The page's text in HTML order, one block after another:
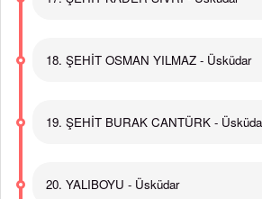
18. ŞEHİT OSMAN YILMAZ - Üsküdar
19. ŞEHİT BURAK CANTÜRK -
20. YALIBOYU - Üsküdar